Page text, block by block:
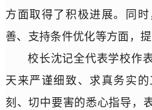
方面取得了积极进展。同
善、支持条件优化等方面，提
校长沈记全代表学校作
天来严谨细致、求真务实
刻、切中要害的悉心指导，